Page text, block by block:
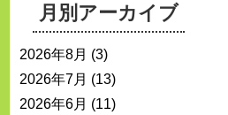
月別アーカイブ
2026年8月 (3)
2026年7月 (13)
2026年6月 (11)